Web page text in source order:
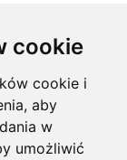
cookie
cookie i
aby
w
umożliwić